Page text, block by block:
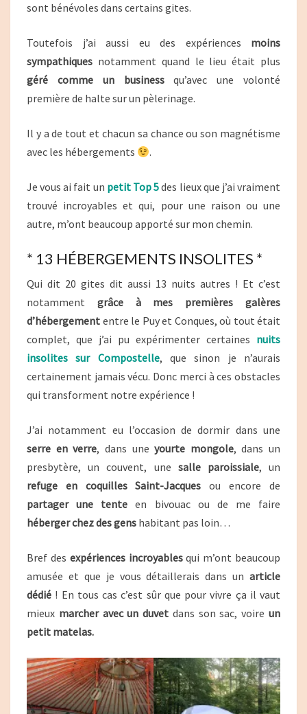
sont bénévoles dans certains gites.
Toutefois j’ai aussi eu des expériences moins
sympathiques notamment quand le lieu était plus
géré comme un businessqu’avec une volonté
première de halte sur un pèlerinage.
Il y a de tout et chacun sa chance ou son magnétisme
avec les hébergements
.
Je vous ai fait un petit Top 5des lieux que j’ai vraiment
trouvé incroyables et qui, pour une raison ou une
autre, m’ont beaucoup apporté sur mon chemin.
* 13 HÉBERGEMENTS INSOLITES *
Qui dit 20 gites dit aussi 13 nuits autres ! Et c’est
notamment grâce à mes premières galères
d’hébergement entre le Puy et Conques, où tout était
complet, que j’ai pu expérimenter certaines nuits
insolites sur Compostelle, que sinon je n’aurais
certainement jamais vécu. Donc merci à ces obstacles
qui transforment notre expérience !
J’ai notamment eu l’occasion de dormir dans une
serre en verre, dans uneyourte mongole, dans un
presbytère, un couvent, une salle paroissiale, un
refuge en coquilles Saint-Jacques ou encore de
partager une tente en bivouac ou de me faire
héberger chez des gens habitant pas loin…
Bref des expériences incroyablesqui m’ont beaucoup
amusée et que je vous détaillerais dans un article
dédié ! En tous cas c’est sûr que pour vivre ça il vaut
mieux marcher avec un duvet dans son sac, voireun
petit matelas.